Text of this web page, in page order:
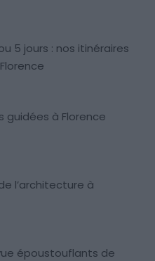
5 jours : nos itinéraires
guidées à Florence
l’architecture à
époustouflants de